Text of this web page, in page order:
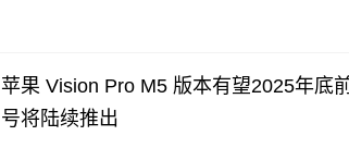
苹果 Vision Pro M5 版本有望2025年底
号将陆续推出